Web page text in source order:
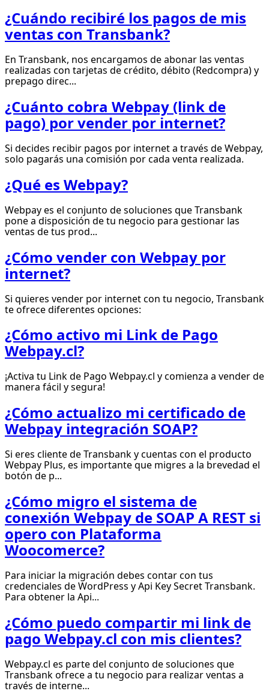
¿Cuándo recibiré los pagos de mis
ventas con Transbank?
En Transbank, nos encargamos de abonar las ventas
realizadas con tarjetas de crédito, débito (Redcompra) y
prepago direc...
¿Cuánto cobra Webpay (link de
pago) por vender por internet?
Si decides recibir pagos por internet a través de Webpay,
solo pagarás una comisión por cada venta realizada.
¿Qué es Webpay?
Webpay es el conjunto de soluciones que Transbank
pone a disposición de tu negocio para gestionar las
ventas de tus prod...
¿Cómo vender con Webpay por
internet?
Si quieres vender por internet con tu negocio, Transbank
te ofrece diferentes opciones:
¿Cómo activo mi Link de Pago
Webpay.cl?
¡Activa tu Link de Pago Webpay.cl y comienza a vender de
manera fácil y segura!
¿Cómo actualizo mi certificado de
Webpay integración SOAP?
Si eres cliente de Transbank y cuentas con el producto
Webpay Plus, es importante que migres a la brevedad el
botón de p...
¿Cómo migro el sistema de
conexión Webpay de SOAP A REST si
opero con Plataforma
Woocomerce?
Para iniciar la migración debes contar con tus
credenciales de WordPress y Api Key Secret Transbank.
Para obtener la Api...
¿Cómo puedo compartir mi link de
pago Webpay.cl con mis clientes?
Webpay.cl es parte del conjunto de soluciones que
Transbank ofrece a tu negocio para realizar ventas a
través de interne...